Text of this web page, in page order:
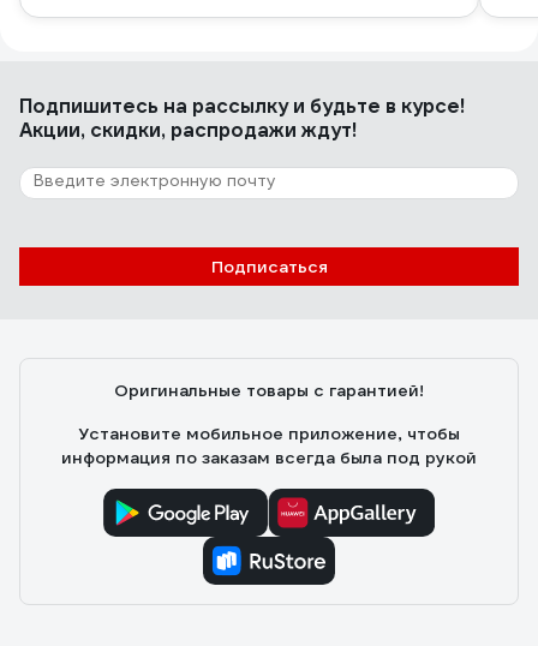
Подпишитесь на рассылкуи будьте в курсе!
Акции, скидки, распродажи ждут!
Подписаться
Оригинальные товары с гарантией!
Установите мобильное приложение, чтобы
информация по заказам всегда была под рукой